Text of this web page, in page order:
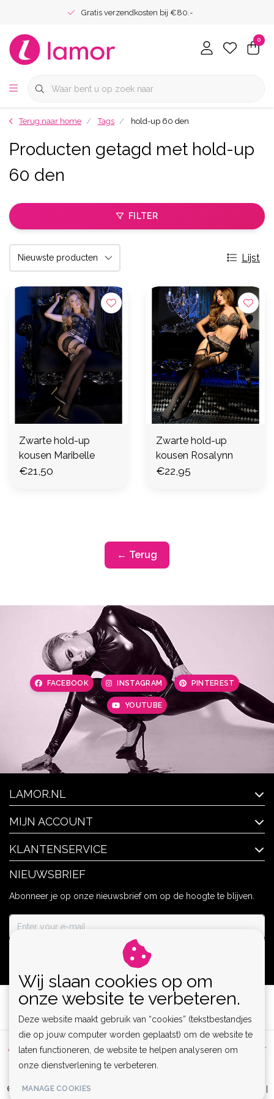
Gratis verzendkosten bij €80.-
0
Terug naar home Tags hold-up 60 den
Producten getagd met hold-up
60 den
FILTER
Lijst
Zwarte hold-up
kousen Maribelle
€21,50
Zwarte hold-up
kousen Rosalynn
€22,95
← Terug
FACEBOOK INSTAGRAM PINTEREST
YOUTUBE
LAMOR.NL
MIJN ACCOUNT
KLANTENSERVICE
NIEUWSBRIEF
Abonneer je op onze nieuwsbrief om op de hoogte te blijven.
Algemene voorwaarden | Privacy Policy | Sitemap |
Disclaimer
RSS Feed
© Copyright 2026 - Lamor | Clubwear, Lingerie & Kinky Fashion XS-6XL |
Wij slaan cookies op om
onze website te verbeteren.
Deze website maakt gebruik van “cookies” (tekstbestandjes
die op jouw computer worden geplaatst) om de website te
laten functioneren, de website te helpen analyseren om
onze dienstverlening te verbeteren.
MANAGE COOKIES